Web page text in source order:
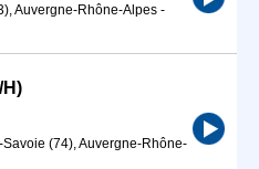
Auvergne-Rhône-Alpes -
H)
(74), Auvergne-Rhône-